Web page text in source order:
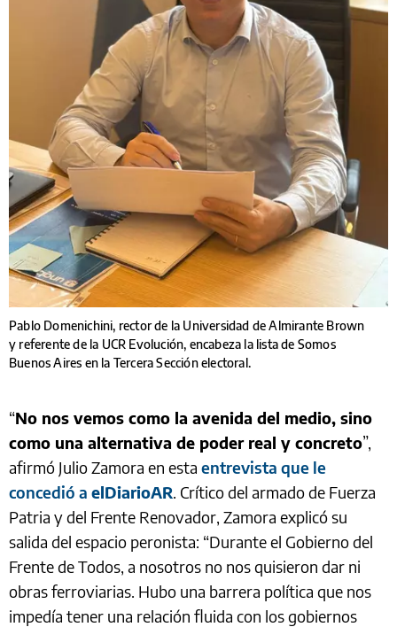
Pablo Domenichini, rector de la Universidad de Almirante Brown
y referente de la UCR Evolución, encabeza la lista de Somos
Buenos Aires en la Tercera Sección electoral.
“No nos vemos como la avenida del medio, sino
como una alternativa de poder real y concreto”,
afirmó Julio Zamora en esta entrevista que le
concedió a elDiarioAR. Crítico del armado de Fuerza
Patria y del Frente Renovador, Zamora explicó su
salida del espacio peronista: “Durante el Gobierno del
Frente de Todos, a nosotros no nos quisieron dar ni
obras ferroviarias. Hubo una barrera política que nos
impedía tener una relación fluida con los gobiernos